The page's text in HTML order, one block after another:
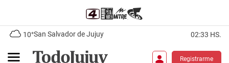
10°San Salvador de Jujuy 02:33 HS.
Registrarme